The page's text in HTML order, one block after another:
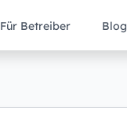
Für Betreiber Blog